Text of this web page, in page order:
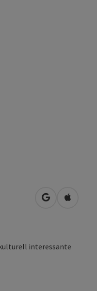
in Google
in
interessante